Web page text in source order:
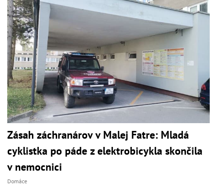
Zásah záchranárov v Malej Fatre: Mladá
cyklistka po páde z elektrobicykla skončila
v nemocnici
Domáce